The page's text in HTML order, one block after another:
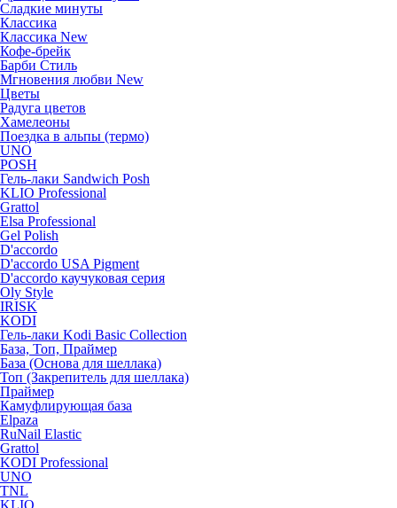
Сладкие минуты
Классика
Классика New
Кофе-брейк
Барби Стиль
Мгновения любви New
Цветы
Радуга цветов
Хамелеоны
Поездка в альпы (термо)
UNO
POSH
Гель-лаки Sandwich Posh
KLIO Professional
Grattol
Elsa Professional
Gel Polish
D'accordo
D'accordo USA Pigment
D'accordo каучуковая серия
Oly Style
IRISK
KODI
Гель-лаки Kodi Basic Collection
База, Топ, Праймер
База (Основа для шеллака)
Топ (Закрепитель для шеллака)
Праймер
Камуфлирующая база
Elpaza
RuNail Elastic
Grattol
KODI Professional
UNO
TNL
KLIO